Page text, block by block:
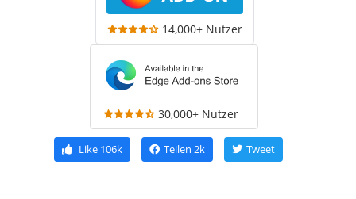
14,000+ Nutzer
30,000+ Nutzer
Like 106k Teilen 2k Tweet